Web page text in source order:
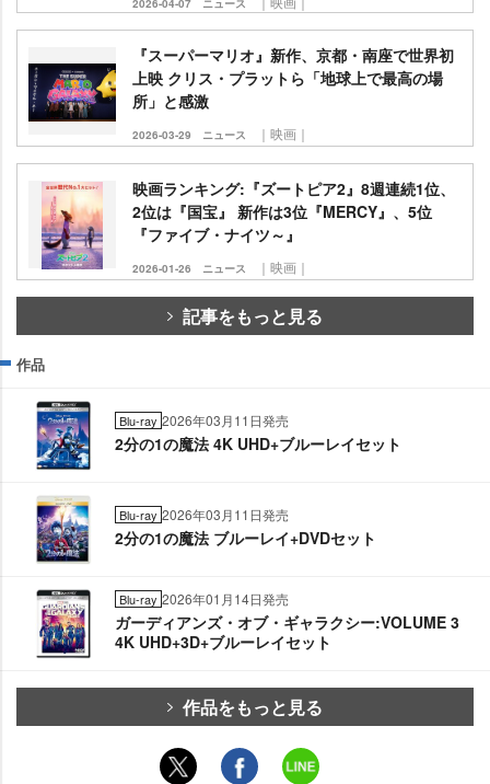
『スーパーマリオ』新作、京都・南座で世界初
上映 クリス・プラットら「地球上で最高の場
所」と感激
2026-03-29 ニュース ｜映画｜
映画ランキング:『ズートピア2』8週連続1位、
2位は『国宝』 新作は3位『MERCY』、5位
『ファイブ・ナイツ～』
2026-01-26 ニュース ｜映画｜
記事をもっと見る
作品
Blu-ray 2026年03月11日発売
2分の1の魔法 4K UHD+ブルーレイセット
Blu-ray 2026年03月11日発売
2分の1の魔法 ブルーレイ+DVDセット
Blu-ray 2026年01月14日発売
ガーディアンズ・オブ・ギャラクシー:VOLUME 3
4K UHD+3D+ブルーレイセット
作品をもっと見る